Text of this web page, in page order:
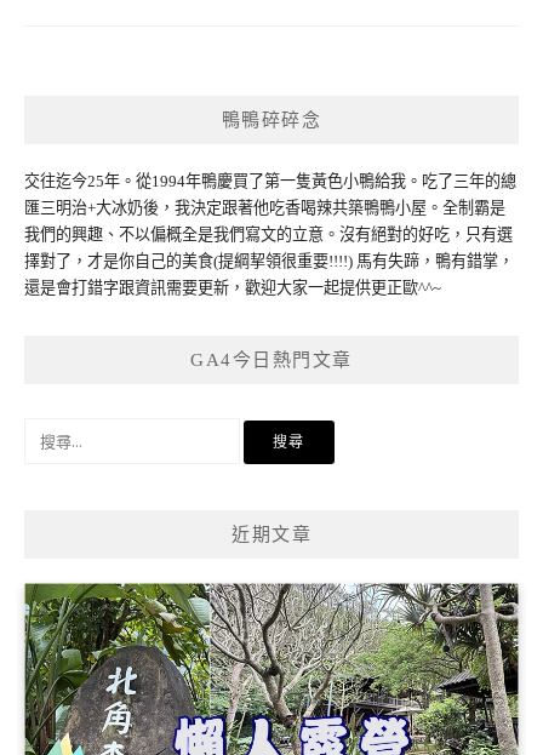
鴨鴨碎碎念
交往迄今25年。從1994年鴨慶買了第一隻黃色小鴨給我。吃了三年的總
匯三明治+大冰奶後，我決定跟著他吃香喝辣共築鴨鴨小屋。全制霸是
我們的興趣、不以偏概全是我們寫文的立意。沒有絕對的好吃，只有選
擇對了，才是你自己的美食(提綱挈領很重要!!!!) 馬有失蹄，鴨有錯掌，
還是會打錯字跟資訊需要更新，歡迎大家一起提供更正歐^^~
GA4今日熱門文章
近期文章